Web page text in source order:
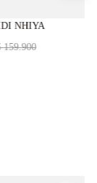
NHIYA
159.900